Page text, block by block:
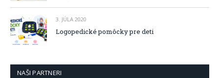
3. JÚLA 2020
Logopedické pomôcky pre deti
NAŠI PARTNERI